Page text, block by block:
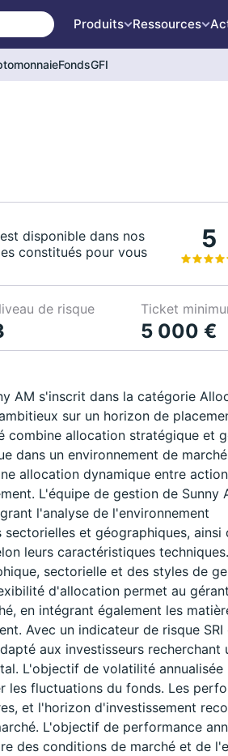
Produits Ressources
FondsGFI
disponible dans nos
constitués pour vous
5
de risque Ticket
5 000 €
AM s'inscrit dans la catégorie
sur un horizon de
combine allocation stratégique et
dans un environnement de
allocation dynamique entre
L'équipe de gestion de Sunny
l'analyse de l'environnement
et géographiques, ainsi
leurs caractéristiques
sectorielle et des styles de
d'allocation permet au gérant
en intégrant également les
Avec un indicateur de risque SRI
aux investisseurs recherchant
L'objectif de volatilité annualisée
les fluctuations du fonds. Les
et l'horizon d'investissement
L'objectif de performance
des conditions de marché et de